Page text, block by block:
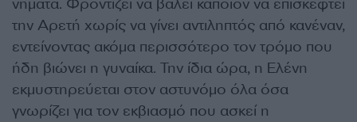
νήματα. Φροντίζει να βάλει κάποιον να επισκεφτεί
την Αρετή χωρίς να γίνει αντιληπτός από κανέναν,
εντείνοντας ακόμα περισσότερο τον τρόμο που
ήδη βιώνει η γυναίκα. Την ίδια ώρα, η Ελένη
εκμυστηρεύεται στον αστυνόμο όλα όσα
γνωρίζει για τον εκβιασμό που ασκεί η